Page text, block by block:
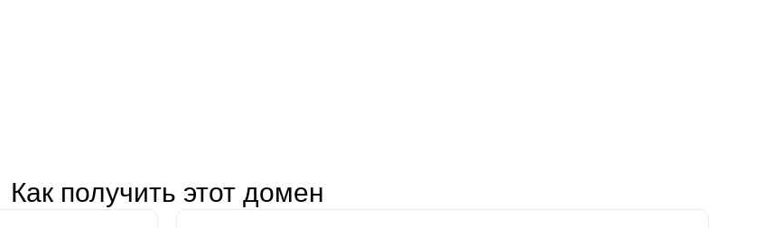
Как получить этот домен